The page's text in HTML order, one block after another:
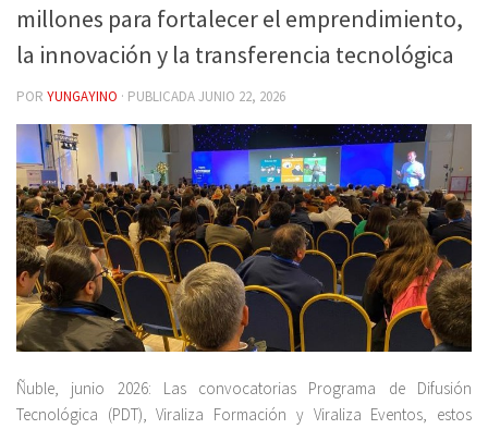
millones para fortalecer el emprendimiento,
la innovación y la transferencia tecnológica
POR YUNGAYINO · PUBLICADAJUNIO 22, 2026
Ñuble, junio 2026: Las convocatorias Programa de Difusión
Tecnológica (PDT), Viraliza Formación y Viraliza Eventos, estos